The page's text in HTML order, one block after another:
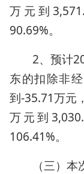
万元到
90.69%。
2、预计
东的扣除非
到-35.71万元
万元到
106.41%。
（三）